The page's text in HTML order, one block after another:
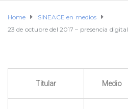
Home
SINEACE en medios
23 de octubre del 2017 – presencia digital
Titular Medio